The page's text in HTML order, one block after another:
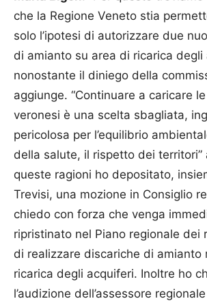
che la Regione Veneto stia
solo l’ipotesi di autorizzare due
di amianto su area di ricarica degli
nonostante il diniego della
aggiunge. “Continuare a caricare
veronesi è una scelta sbagliata,
pericolosa per l’equilibrio
della salute, il rispetto dei territori”
queste ragioni ho depositato,
Trevisi, una mozione in Consiglio
chiedo con forza che venga
ripristinato nel Piano regionale dei
di realizzare discariche di amianto
ricarica degli acquiferi. Inoltre ho
l’audizione dell’assessore